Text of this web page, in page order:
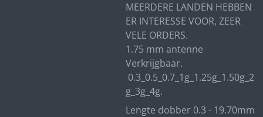
MEERDERE LANDEN HEBBEN
ER INTERESSE VOOR, ZEER
VELE ORDERS.
1.75 mm antenne
Verkrijgbaar.
0.3_0.5_0.7_1g_1.25g_1.50g_2
g_3g_4g.
Lengte dobber 0.3 - 19.70mm